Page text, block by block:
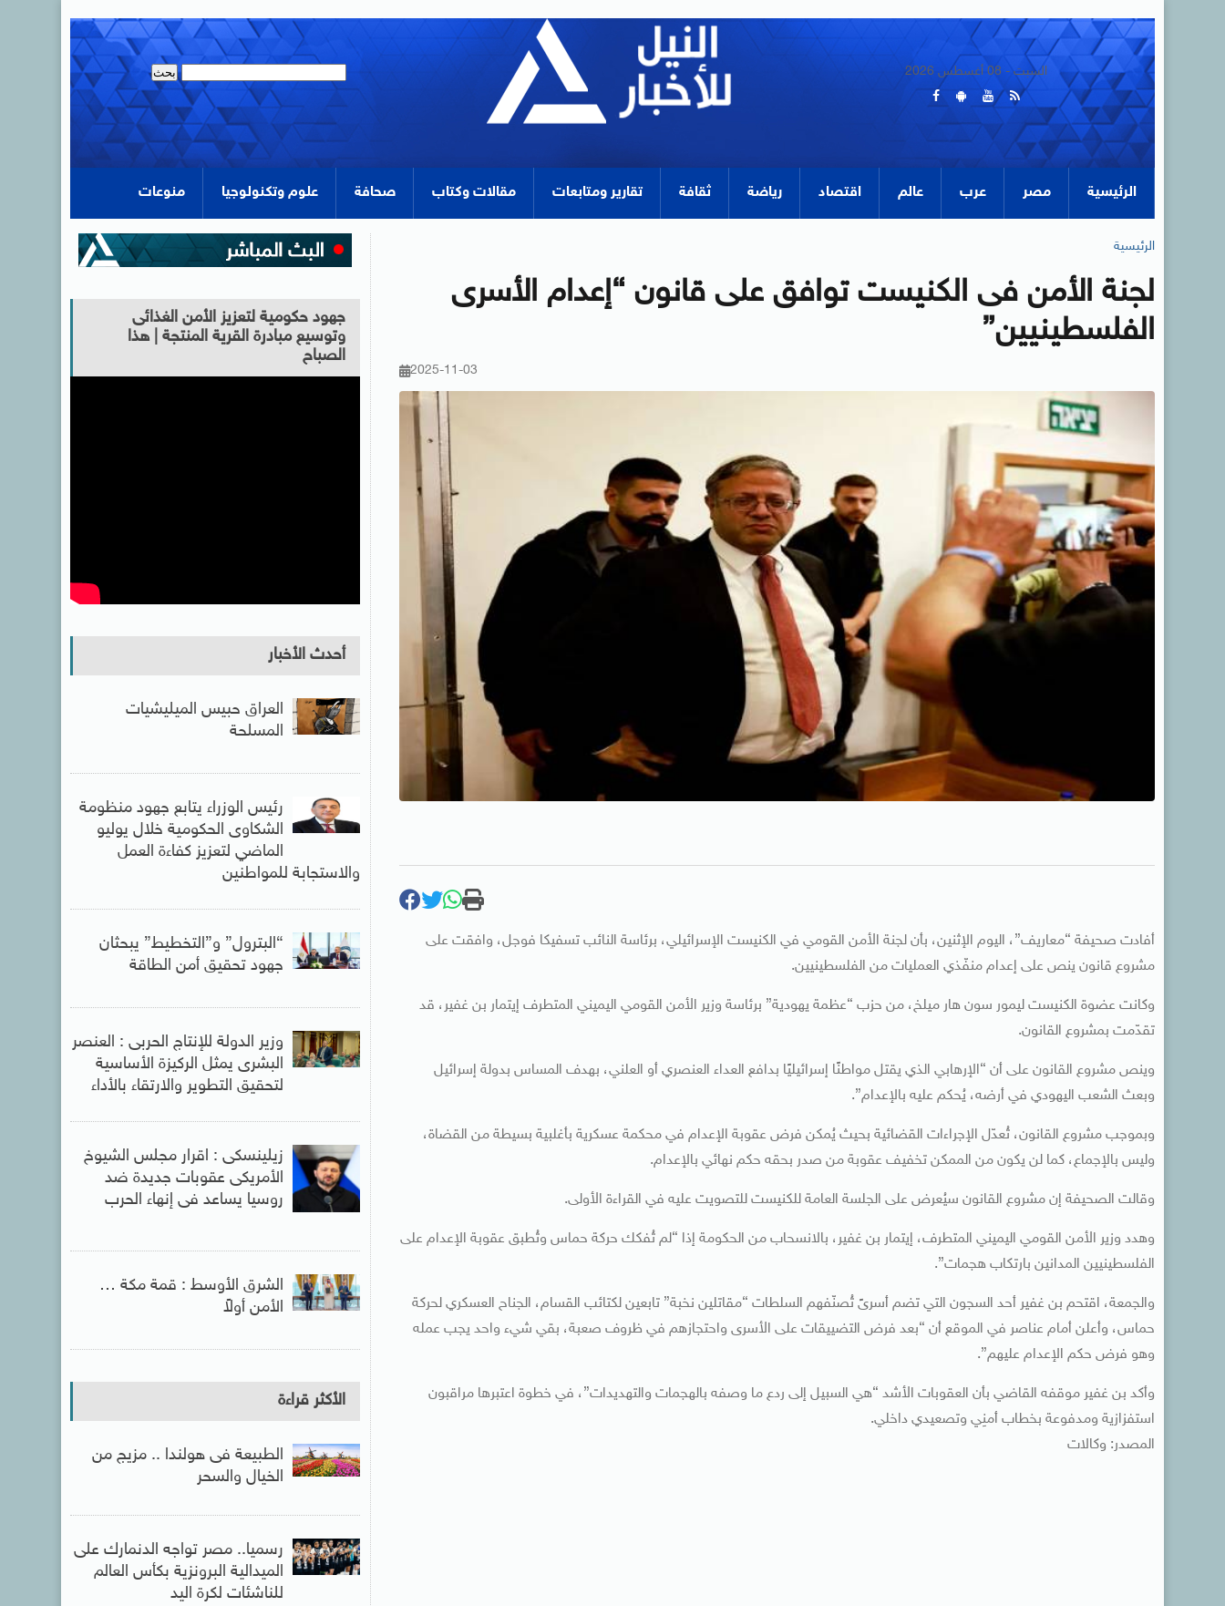
السبت - 08 أغسطس 2026
الرئيسية مصر عرب عالم اقتصاد رياضة ثقافة تقارير ومتابعات مقالات وكتاب صحافة علوم وتكنولوجيا منوعات
الرئيسية
لجنة الأمن فى الكنيست توافق على قانون “إعدام الأسرى
الفلسطينيين”
2025-11-03
أفادت صحيفة “معاريف”، اليوم الإثنين، بأن لجنة الأمن القومي في الكنيست الإسرائيلي، برئاسة النائب تسفيكا فوجل، وافقت على
مشروع قانون ينص على إعدام منفّذي العمليات من الفلسطينيين.
وكانت عضوة الكنيست ليمور سون هار ميلخ، من حزب “عظمة يهودية” برئاسة وزير الأمن القومي اليميني المتطرف إيتمار بن غفير، قد
تقدّمت بمشروع القانون.
وينص مشروع القانون على أن “الإرهابي الذي يقتل مواطنًا إسرائيليًا بدافع العداء العنصري أو العلني، بهدف المساس بدولة إسرائيل
وبعث الشعب اليهودي في أرضه، يُحكم عليه بالإعدام”.
وبموجب مشروع القانون، تُعدّل الإجراءات القضائية بحيث يُمكن فرض عقوبة الإعدام في محكمة عسكرية بأغلبية بسيطة من القضاة،
وليس بالإجماع، كما لن يكون من الممكن تخفيف عقوبة من صدر بحقه حكم نهائي بالإعدام.
وقالت الصحيفة إن مشروع القانون سيُعرض على الجلسة العامة للكنيست للتصويت عليه في القراءة الأولى.
وهدد وزير الأمن القومي اليميني المتطرف، إيتمار بن غفير، بالانسحاب من الحكومة إذا “لم تُفكك حركة حماس وتُطبق عقوبة الإعدام على
الفلسطينيين المدانين بارتكاب هجمات”.
والجمعة، اقتحم بن غفير أحد السجون التي تضم أسرىً تُصنّفهم السلطات “مقاتلين نخبة” تابعين لكتائب القسام، الجناح العسكري لحركة
حماس، وأعلن أمام عناصر في الموقع أن “بعد فرض التضييقات على الأسرى واحتجازهم في ظروف صعبة، بقي شيء واحد يجب عمله
وهو فرض حكم الإعدام عليهم”.
وأكد بن غفير موقفه القاضي بأن العقوبات الأشد “هي السبيل إلى ردع ما وصفه بالهجمات والتهديدات”، في خطوة اعتبرها مراقبون
استفزازية ومدفوعة بخطاب أمنِي وتصعيدي داخلي.
المصدر: وكالات
جهود حكومية لتعزيز الأمن الغذائى
وتوسيع مبادرة القرية المنتجة | هذا
الصباح
أحدث الأخبار
العراق حبيس الميليشيات
المسلحة
رئيس الوزراء يتابع جهود منظومة
الشكاوى الحكومية خلال يوليو
الماضي لتعزيز كفاءة العمل
والاستجابة للمواطنين
“البترول” و”التخطيط” يبحثان
جهود تحقيق أمن الطاقة
وزير الدولة للإنتاج الحربى : العنصر
البشرى يمثل الركيزة الأساسية
لتحقيق التطوير والارتقاء بالأداء
زيلينسكى : اقرار مجلس الشيوخ
الأمريكى عقوبات جديدة ضد
روسيا يساعد فى إنهاء الحرب
الشرق الأوسط : قمة مكة …
الأمن أولاً
الأكثر قراءة
الطبيعة فى هولندا .. مزيج من
الخيال والسحر
رسميا.. مصر تواجه الدنمارك على
الميدالية البرونزية بكأس العالم
للناشئات لكرة اليد